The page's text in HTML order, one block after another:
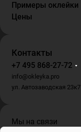
Примеры оклейки
Цены
Контакты
+7 495 868-27-72
info@okleyka.pro
ул. Автозаводская 23к7
Мы на связи